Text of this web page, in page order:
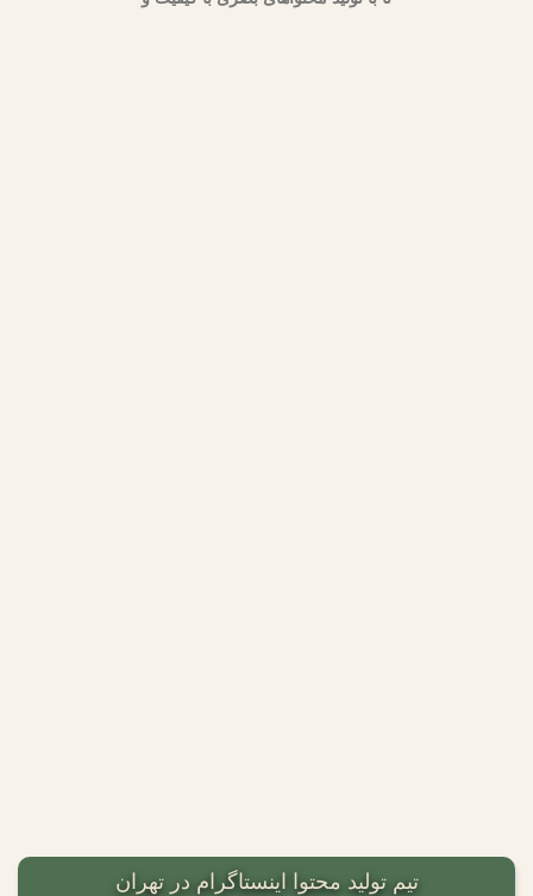
تیم تولید محتوا اینستاگرام در تهران